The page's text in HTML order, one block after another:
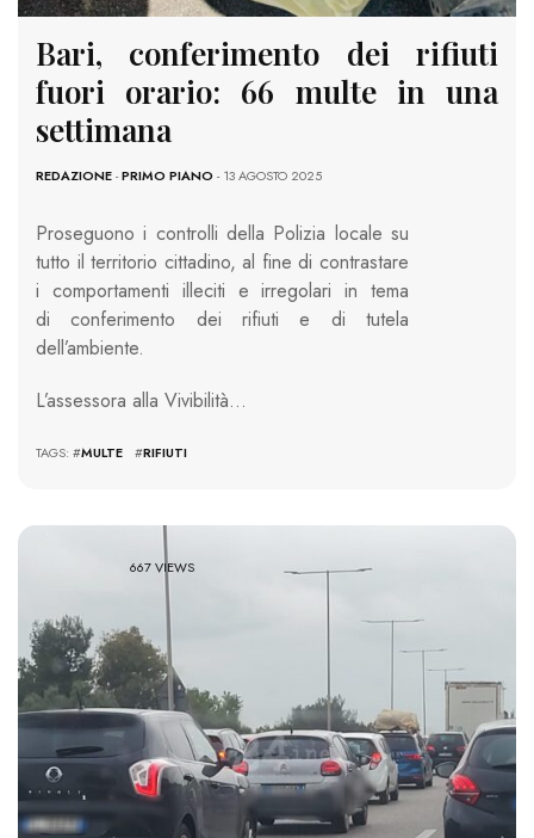
Bari, conferimento dei rifiuti
fuori orario: 66 multe in una
settimana
REDAZIONE-PRIMO PIANO - 13 AGOSTO 2025
Proseguono i controlli della Polizia locale su
tutto il territorio cittadino, al fine di contrastare
i comportamenti illeciti e irregolari in tema
di conferimento dei rifiuti e di tutela
dell’ambiente.
L’assessora alla Vivibilità…
TAGS: #MULTE #RIFIUTI
667 VIEWS